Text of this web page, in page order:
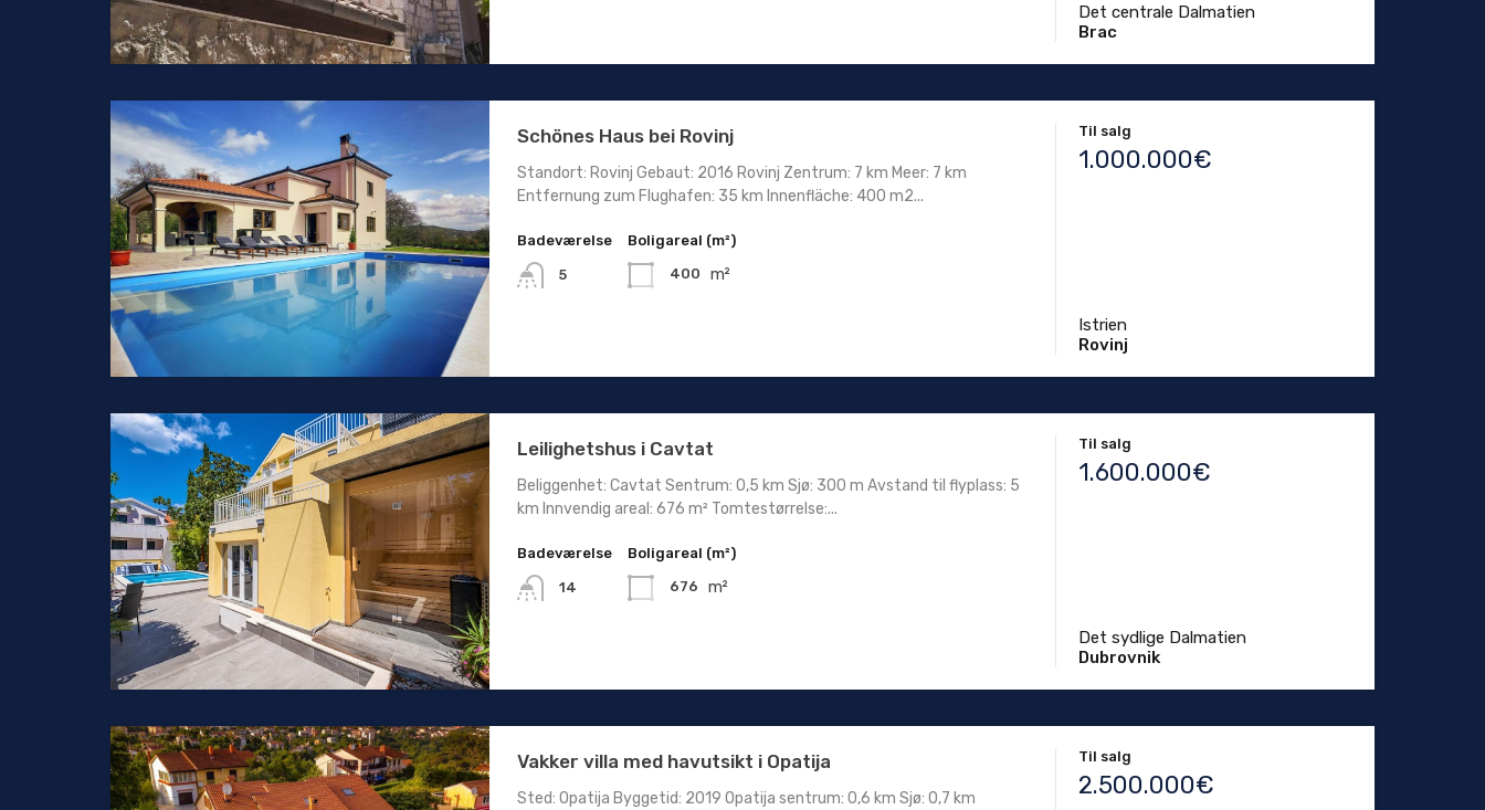
Det centrale Dalmatien
Brac
Schönes Haus bei Rovinj
Standort: Rovinj Gebaut: 2016 Rovinj Zentrum: 7 km Meer: 7 km
Entfernung zum Flughafen: 35 km Innenfläche: 400 m2...
Badeværelse
5
Boligareal (m²)
400 m²
Til salg
1.000.000€
Istrien
Rovinj
Leilighetshus i Cavtat
Beliggenhet: Cavtat Sentrum: 0,5 km Sjø: 300 m Avstand til flyplass: 5
km Innvendig areal: 676 m² Tomtestørrelse:...
Badeværelse
14
Boligareal (m²)
676 m²
Til salg
1.600.000€
Det sydlige Dalmatien
Dubrovnik
Vakker villa med havutsikt i Opatija
Sted: Opatija Byggetid: 2019 Opatija sentrum: 0,6 km Sjø: 0,7 km
Til salg
2.500.000€